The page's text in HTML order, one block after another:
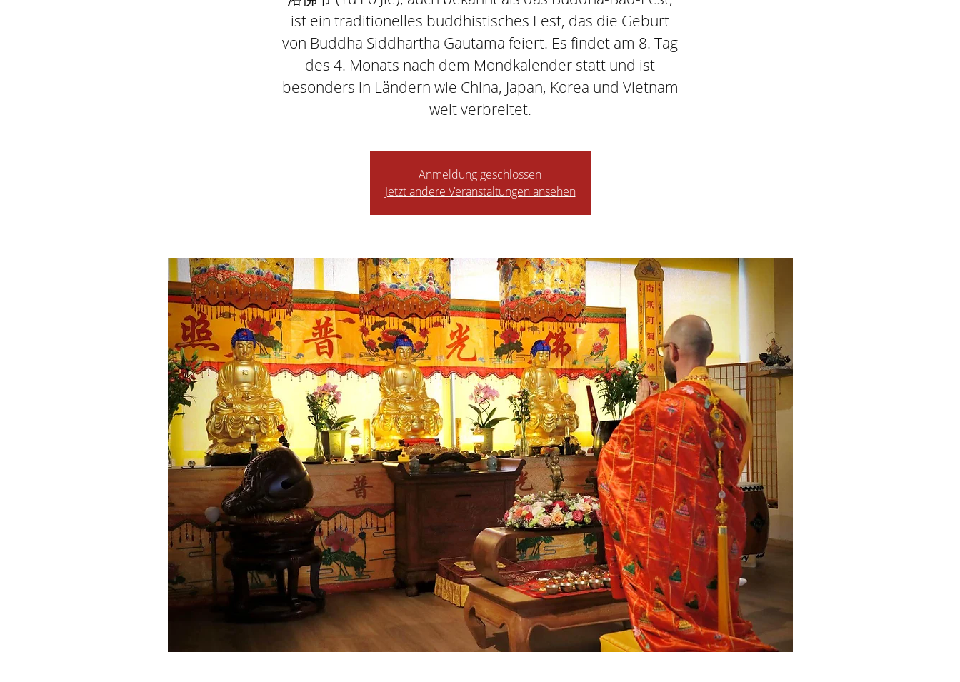
ist ein traditionelles buddhistisches Fest, das die Geburt
von Buddha Siddhartha Gautama feiert. Es findet am 8. Tag
des 4. Monats nach dem Mondkalender statt und ist
besonders in Ländern wie China, Japan, Korea und Vietnam
weit verbreitet.
Anmeldung geschlossen
Jetzt andere Veranstaltungen ansehen